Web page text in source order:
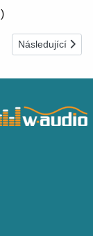
battle tank
Další článek:
Následující